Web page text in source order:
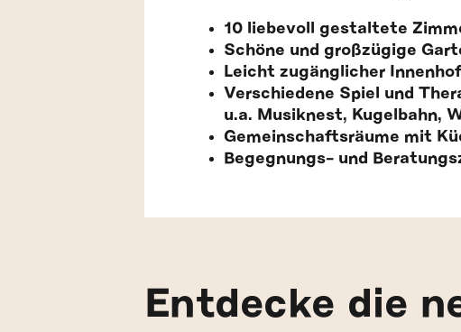
10 liebevoll gestaltete
Schöne und großzügige
Leicht zugänglicher
Verschiedene Spiel und
u.a. Musiknest, Kugelbahn,
Gemeinschaftsräume mit
Begegnungs- und
Entdecke die